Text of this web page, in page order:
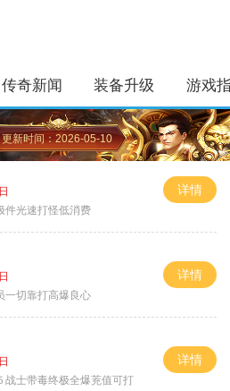
传奇新闻 装备升级 游戏
更新时间：2026-05-10
件光速打怪低消费
详情
一切靠打高爆良心
详情
战士带毒终极全爆茺值可打
详情